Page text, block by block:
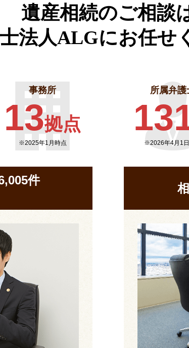
遺産相続のご相談
法人ALGにお任せ
事務所
13拠点
※2025年1月時点
所属弁護
※2026年4月1
件